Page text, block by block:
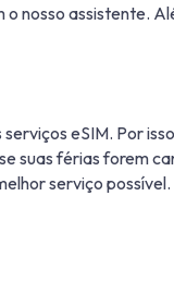
nosso assistente.
eSIM. Por
suas férias forem
serviço possível.